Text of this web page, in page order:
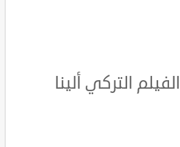
التركي ألينا